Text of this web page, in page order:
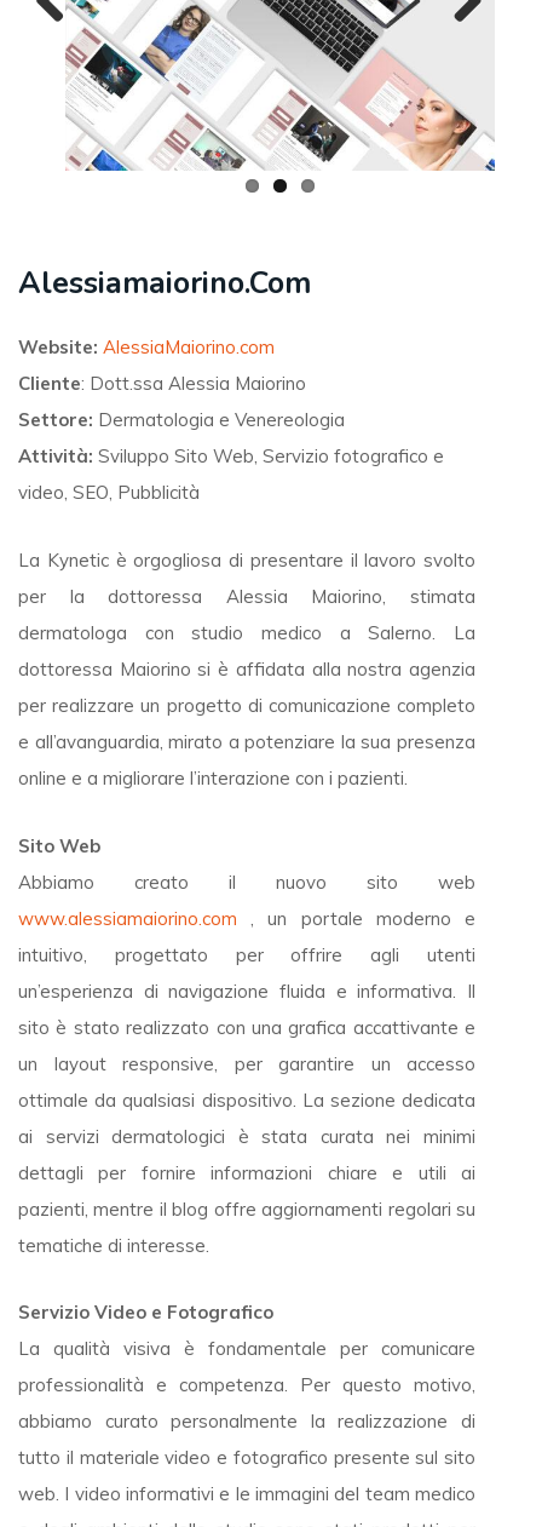
Previous
Alessiamaiorino.com
Website: AlessiaMaiorino.com
Cliente: Dott.ssa Alessia Maiorino
Settore: Dermatologia e Venereologia
Attività: Sviluppo Sito Web, Servizio fotografico e
video, SEO, Pubblicità
La Kynetic è orgogliosa di presentare il lavoro svolto
per la dottoressa Alessia Maiorino, stimata
dermatologa con studio medico a Salerno. La
dottoressa Maiorino si è affidata alla nostra agenzia
per realizzare un progetto di comunicazione completo
e all’avanguardia, mirato a potenziare la sua presenza
online e a migliorare l’interazione con i pazienti.
Sito Web
Abbiamo creato il nuovo sito web
www.alessiamaiorino.com
, un portale moderno e
intuitivo, progettato per offrire agli utenti
un’esperienza di navigazione fluida e informativa. Il
sito è stato realizzato con una grafica accattivante e
un layout responsive, per garantire un accesso
ottimale da qualsiasi dispositivo. La sezione dedicata
ai servizi dermatologici è stata curata nei minimi
dettagli per fornire informazioni chiare e utili ai
pazienti, mentre il blog offre aggiornamenti regolari su
tematiche di interesse.
Servizio Video e Fotografico
La qualità visiva è fondamentale per comunicare
professionalità e competenza. Per questo motivo,
abbiamo curato personalmente la realizzazione di
tutto il materiale video e fotografico presente sul sito
web. I video informativi e le immagini del team medico